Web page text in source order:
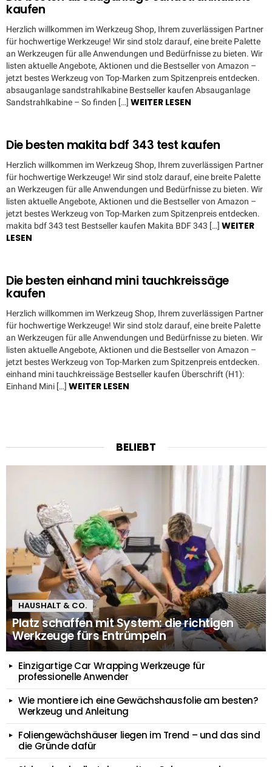
kaufen
Herzlich willkommen im Werkzeug Shop, Ihrem zuverlässigen Partner
für hochwertige Werkzeuge! Wir sind stolz darauf, eine breite Palette
an Werkzeugen für alle Anwendungen und Bedürfnisse zu bieten. Wir
listen aktuelle Angebote, Aktionen und die Bestseller von Amazon –
jetzt bestes Werkzeug von Top-Marken zum Spitzenpreis entdecken.
absauganlage sandstrahlkabine Bestseller kaufen Absauganlage
Sandstrahlkabine – So finden […] WEITER LESEN
Die besten makita bdf 343 test kaufen
Herzlich willkommen im Werkzeug Shop, Ihrem zuverlässigen Partner
für hochwertige Werkzeuge! Wir sind stolz darauf, eine breite Palette
an Werkzeugen für alle Anwendungen und Bedürfnisse zu bieten. Wir
listen aktuelle Angebote, Aktionen und die Bestseller von Amazon –
jetzt bestes Werkzeug von Top-Marken zum Spitzenpreis entdecken.
makita bdf 343 test Bestseller kaufen Makita BDF 343 […] WEITER
LESEN
Die besten einhand mini tauchkreissäge
kaufen
Herzlich willkommen im Werkzeug Shop, Ihrem zuverlässigen Partner
für hochwertige Werkzeuge! Wir sind stolz darauf, eine breite Palette
an Werkzeugen für alle Anwendungen und Bedürfnisse zu bieten. Wir
listen aktuelle Angebote, Aktionen und die Bestseller von Amazon –
jetzt bestes Werkzeug von Top-Marken zum Spitzenpreis entdecken.
einhand mini tauchkreissäge Bestseller kaufen Überschrift (H1):
Einhand Mini […] WEITER LESEN
BELIEBT
HAUSHALT & CO.
Platz schaffen mit System: die richtigen
Werkzeuge fürs Entrümpeln
Einzigartige Car Wrapping Werkzeuge für
professionelle Anwender
Wie montiere ich eine Gewächshausfolie am besten?
Werkzeug und Anleitung
Foliengewächshäuser liegen im Trend – und das sind
die Gründe dafür